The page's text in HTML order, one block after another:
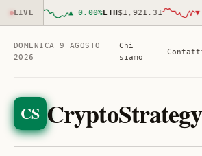
LIVE 0.00%ETH$1,921.31 ▼
DOMENICA 9 AGOSTO
2026
Chi
siamo
CS CryptoStrategy